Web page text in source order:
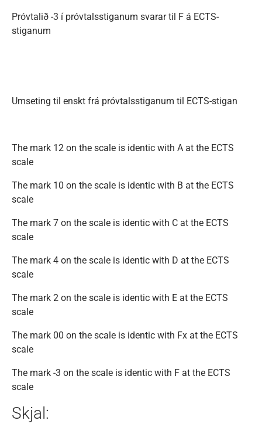
Próvtalið -3 í próvtalsstiganum svarar til F á ECTS-
stiganum
Umseting til enskt frá próvtalsstiganum til ECTS-stigan
The mark 12 on the scale is identic with A at the ECTS
scale
The mark 10 on the scale is identic with B at the ECTS
scale
The mark 7 on the scale is identic with C at the ECTS
scale
The mark 4 on the scale is identic with D at the ECTS
scale
The mark 2 on the scale is identic with E at the ECTS
scale
The mark 00 on the scale is identic with Fx at the ECTS
scale
The mark -3 on the scale is identic with F at the ECTS
scale
Skjal: